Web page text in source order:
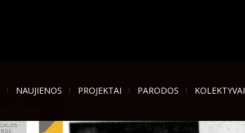
NAUJIENOS PROJEKTAI PARODOS KOLEKTYVAI